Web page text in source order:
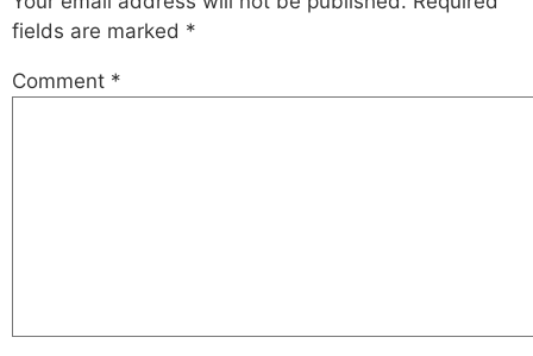
fields are marked *
Comment *